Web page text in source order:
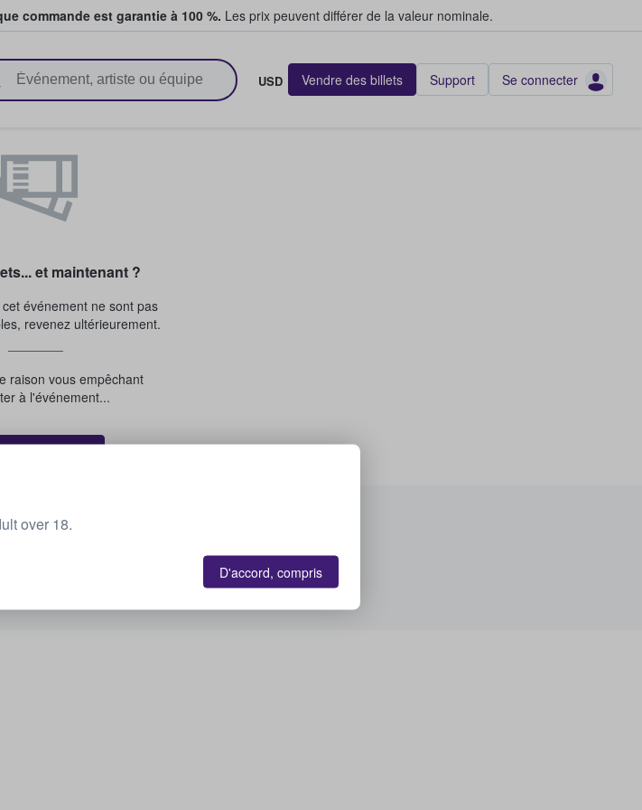
commande est garantie à 100 %. Les prix peuvent différer de la valeur nominale.
USD Vendre des billets Support Se connecter
et maintenant ?
événement ne sont pas
revenez ultérieurement.
raison vous empêchant
à l'événement...
événements à venir
over 18.
D'accord, compris